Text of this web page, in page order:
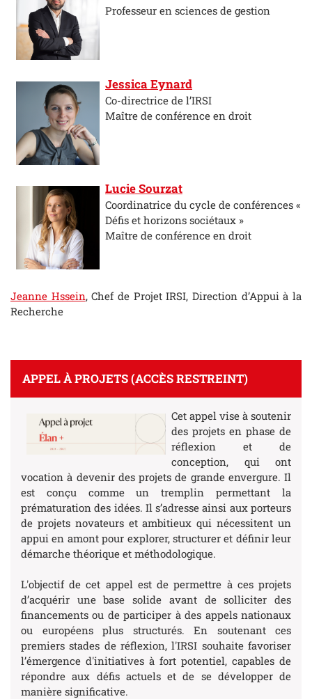
Professeur en sciences de gestion
Jessica Eynard
Co-directrice de l’IRSI
Maître de conférence en droit
Lucie Sourzat
Coordinatrice du cycle de conférences «
Défis et horizons sociétaux »
Maître de conférence en droit
Jeanne Hssein, Chef de Projet IRSI, Direction d’Appui à la
Recherche
APPEL À PROJETS (ACCÈS RESTREINT)
Cet appel vise à soutenir
des projets en phase de
réflexion et de
conception, qui ont
vocation à devenir des projets de grande envergure. Il
est conçu comme un tremplin permettant la
prématuration des idées. Il s’adresse ainsi aux porteurs
de projets novateurs et ambitieux qui nécessitent un
appui en amont pour explorer, structurer et définir leur
démarche théorique et méthodologique.
L'objectif de cet appel est de permettre à ces projets
d’acquérir une base solide avant de solliciter des
financements ou de participer à des appels nationaux
ou européens plus structurés. En soutenant ces
premiers stades de réflexion, l'IRSI souhaite favoriser
l’émergence d'initiatives à fort potentiel, capables de
répondre aux défis actuels et de se développer de
manière significative.